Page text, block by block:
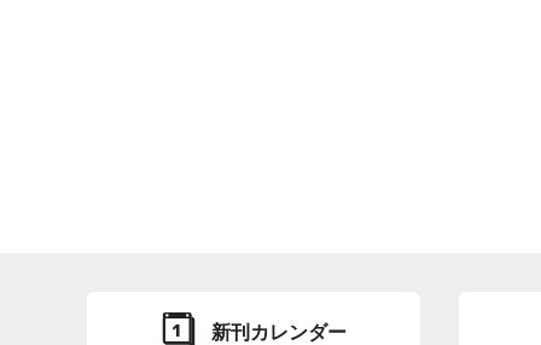
新刊カレンダー